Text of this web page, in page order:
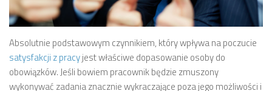
Absolutnie podstawowym czynnikiem, który wpływa na poczucie
satysfakcji z pracyjest właściwe dopasowanie osoby do
obowiązków. Jeśli bowiem pracownik będzie zmuszony
wykonywać zadania znacznie wykraczające poza jego możliwości i